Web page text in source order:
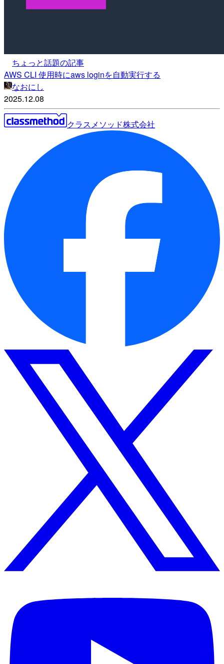
ちょっと話題の記事
AWS CLI 使用時にaws loginを自動実行する
なおにし
2025.12.08
クラスメソッド株式会社